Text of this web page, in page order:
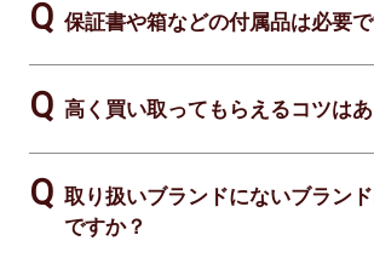
保証書や箱などの付属品は必要で
高く買い取ってもらえるコツは
取り扱いブランドにないブラン
ですか？